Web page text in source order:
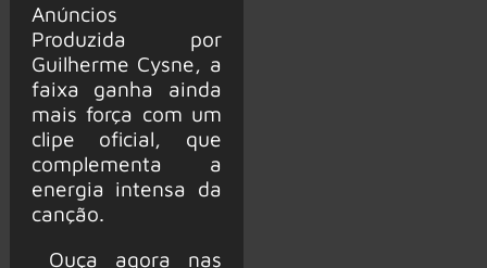
Anúncios
Produzida por
Guilherme Cysne, a
faixa ganha ainda
mais força com um
clipe oficial, que
complementa a
energia intensa da
canção.
Ouça agora nas